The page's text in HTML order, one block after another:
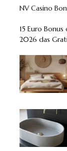
NV Casino
15 Euro
2026 das